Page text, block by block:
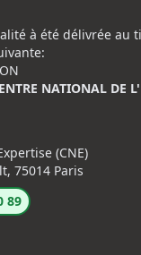
à été délivrée au
NATIONAL DE
(CNE)
75014 Paris
89